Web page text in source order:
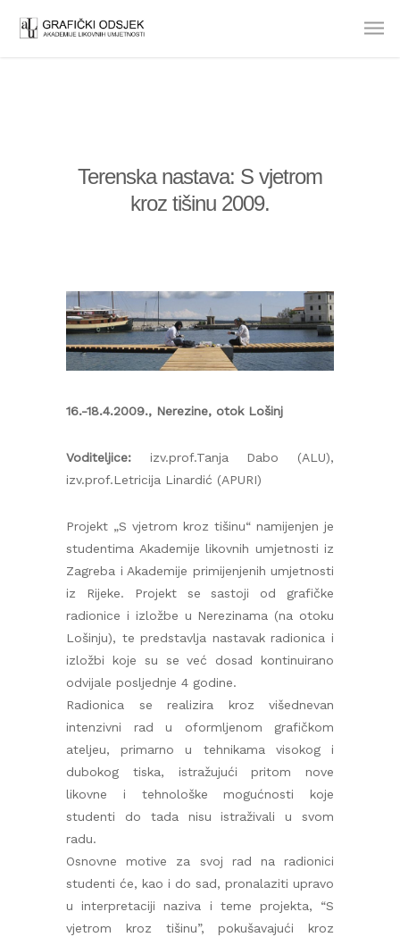
Terenska nastava: S vjetrom
kroz tišinu 2009.
16.-18.4.2009., Nerezine, otok Lošinj
Voditeljice: izv.prof.Tanja Dabo (ALU),
izv.prof.Letricija Linardić (APURI)
Projekt „S vjetrom kroz tišinu“ namijenjen je
studentima Akademije likovnih umjetnosti iz
Zagreba i Akademije primijenjenih umjetnosti
iz Rijeke. Projekt se sastoji od grafičke
radionice i izložbe u Nerezinama (na otoku
Lošinju), te predstavlja nastavak radionica i
izložbi koje su se već dosad kontinuirano
odvijale posljednje 4 godine.
Radionica se realizira kroz višednevan
intenzivni rad u oformljenom grafičkom
ateljeu, primarno u tehnikama visokog i
dubokog tiska, istražujući pritom nove
likovne i tehnološke mogućnosti koje
studenti do tada nisu istraživali u svom
radu.
Osnovne motive za svoj rad na radionici
studenti će, kao i do sad, pronalaziti upravo
u interpretaciji naziva i teme projekta, “S
vjetrom kroz tišinu”, pokušavajući kroz